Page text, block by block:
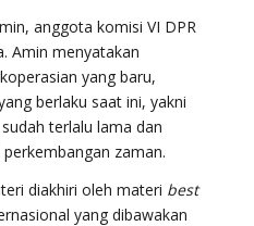
anggota komisi VI DPR
Amin menyatakan
yang baru,
berlaku saat ini, yakni
terlalu lama dan
zaman.
oleh materi best
yang dibawakan